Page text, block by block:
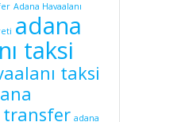
Adana Havaalanı
adana
taksi
taksi
transfer adana